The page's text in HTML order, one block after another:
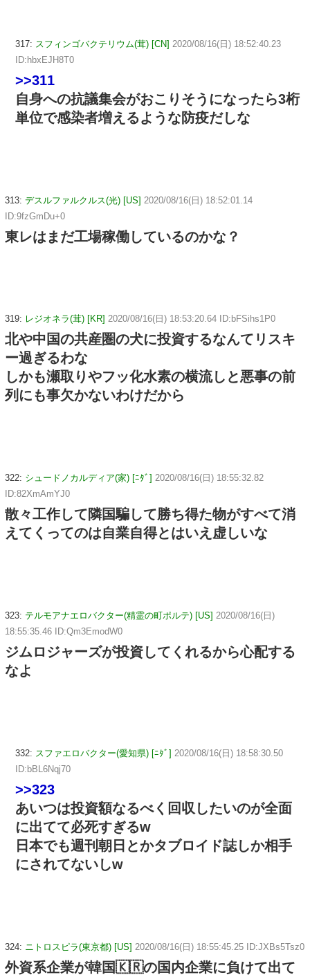
317: スフィンゴバクテリウム(茸) [CN] 2020/08/16(日) 18:52:40.23
ID:hbxEJH8T0
>>311
自身への抗議集会がおこりそうになったら3桁
単位で感染者増えるような防疫だしな
313: デスルファルクルス(光) [US] 2020/08/16(日) 18:52:01.14
ID:9fzGmDu+0
東レはまだ工場稼働しているのかな？
319: レジオネラ(茸) [KR] 2020/08/16(日) 18:53:20.64 ID:bFSihs1P0
北や中国の共産圏の犬に投資するなんてリスキ
ー過ぎるわな
しかも瀬取りやフッ化水素の横流しと悪事の前
列にも事欠かないわけだから
322: シュードノカルディア(家) [ﾆﾀﾞ] 2020/08/16(日) 18:55:32.82
ID:82XmAmYJ0
散々工作して隣国騙して勝ち得た物がすべて消
えてくってのは自業自得とはいえ虚しいな
323: テルモアナエロバクター(精霊の町ポルテ) [US] 2020/08/16(日)
18:55:35.46 ID:Qm3EmodW0
ジムロジャーズが投資してくれるから心配する
なよ
332: スファエロバクター(愛知県) [ﾆﾀﾞ] 2020/08/16(日) 18:58:30.50
ID:bBL6Nqj70
>>323
あいつは投資額なるべく回収したいのが全面
に出てて必死すぎるw
日本でも週刊朝日とかタブロイド誌しか相手
にされてないしw
324: ニトロスピラ(東京都) [US] 2020/08/16(日) 18:55:45.25 ID:JXBs5Tsz0
外資系企業が韓国🇰🇷の国内企業に負けて出て